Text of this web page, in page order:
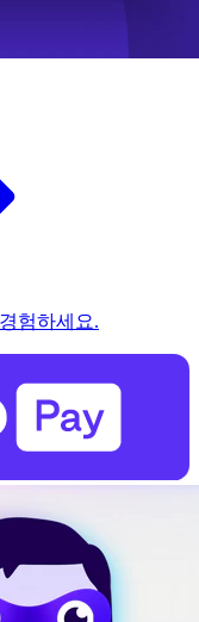
험하세요.